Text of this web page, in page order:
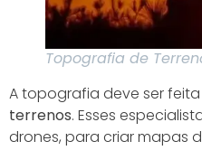
Topografia de
A topografia deve ser
terrenos. Esses
drones, para criar mapas